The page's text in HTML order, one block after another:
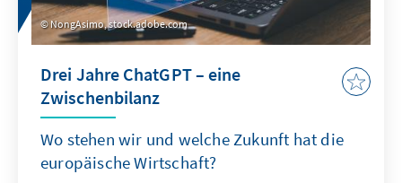
NongAsimo, stock.adobe.com
Drei Jahre ChatGPT – eine
Zwischenbilanz
Wo stehen wir und welche Zukunft hat die
europäische Wirtschaft?